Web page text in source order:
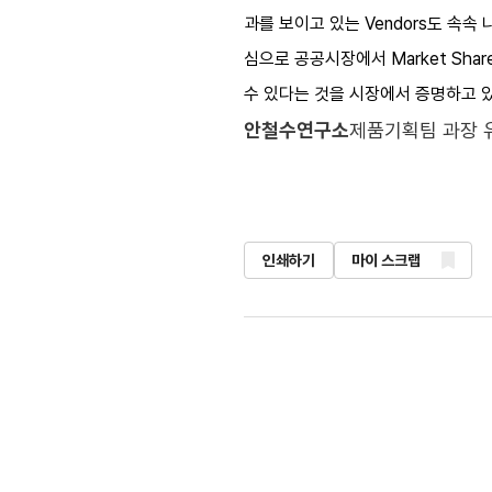
과를 보이고 있는 Vendors도 속속
심으로 공공시장에서 Market
수 있다는 것을 시장에서 증명하고
안철수연구소제품기획팀 과장
인쇄하기 마이 스크랩